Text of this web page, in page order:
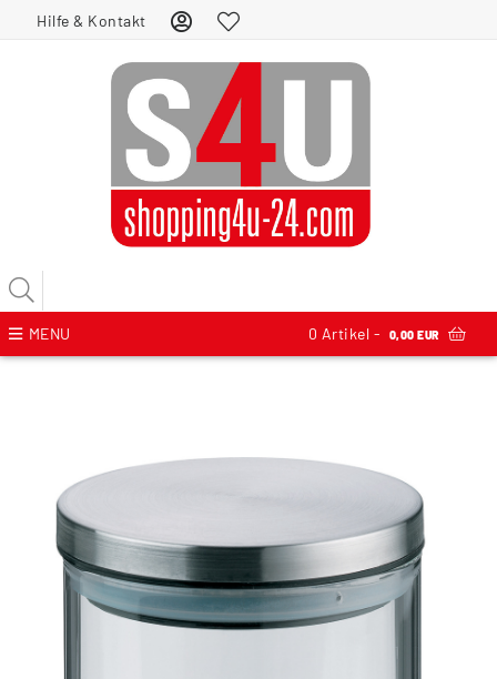
Hilfe & Kontakt
MENU 0 Artikel - 0,00 EUR